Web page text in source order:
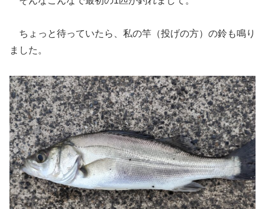
ちょっと待っていたら、私の竿（投げの方）の鈴も鳴り
ました。